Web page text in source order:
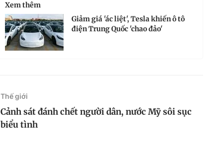
Xem thêm
Giảm giá 'ác liệt', Tesla khiến ô tô
điện Trung Quốc 'chao đảo'
Thế giới
Cảnh sát đánh chết người dân, nước Mỹ sôi sục
biểu tình